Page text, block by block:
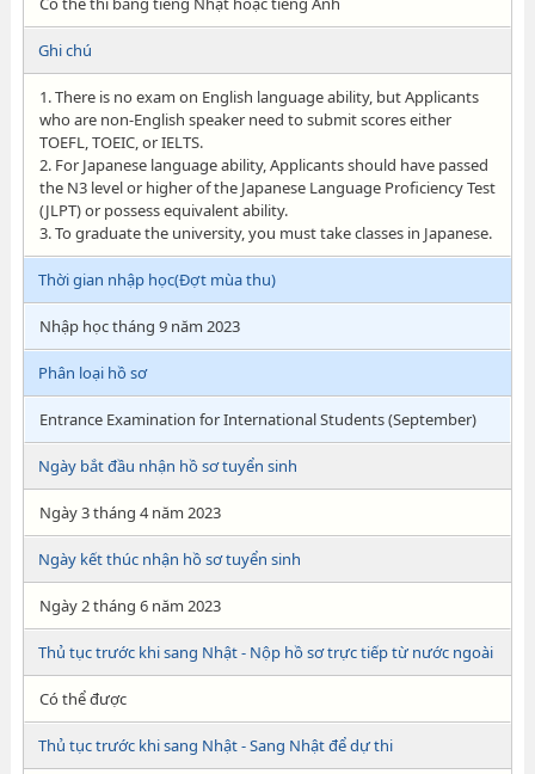
Ghi chú
1. There is no exam on English language ability, but Applicants
who are non-English speaker need to submit scores either
TOEFL, TOEIC, or IELTS.
2. For Japanese language ability, Applicants should have passed
the N3 level or higher of the Japanese Language Proficiency Test
(JLPT) or possess equivalent ability.
3. To graduate the university, you must take classes in Japanese.
Thời gian nhập học(Đợt mùa thu)
Nhập học tháng 9 năm 2023
Phân loại hồ sơ
Entrance Examination for International Students (September)
Ngày bắt đầu nhận hồ sơ tuyển sinh
Ngày 3 tháng 4 năm 2023
Ngày kết thúc nhận hồ sơ tuyển sinh
Ngày 2 tháng 6 năm 2023
Thủ tục trước khi sang Nhật - Nộp hồ sơ trực tiếp từ nước ngoài
Có thể được
Thủ tục trước khi sang Nhật - Sang Nhật để dự thi